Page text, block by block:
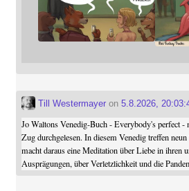
Till Westermayeron 5.8.2026,
Jo Waltons Venedig-Buch - Everybody's perfect -
Zug durchgelesen. In diesem Venedig treffen
macht daraus eine Meditation über Liebe in ihren
Ausprägungen, über Verletzlichkeit und die